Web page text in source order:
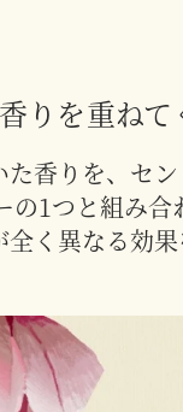
りを重ねて
香りを、セ
の1つと組み合
く異なる効